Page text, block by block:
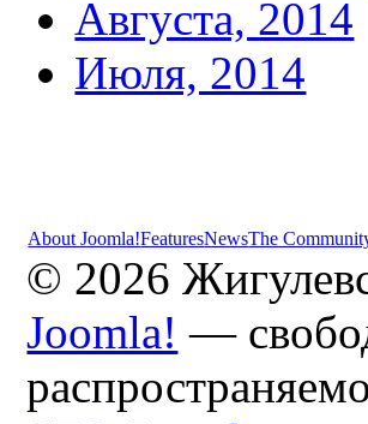
Августа, 2014
Июля, 2014
About Joomla!FeaturesNewsThe
© 2026
Joomla! —